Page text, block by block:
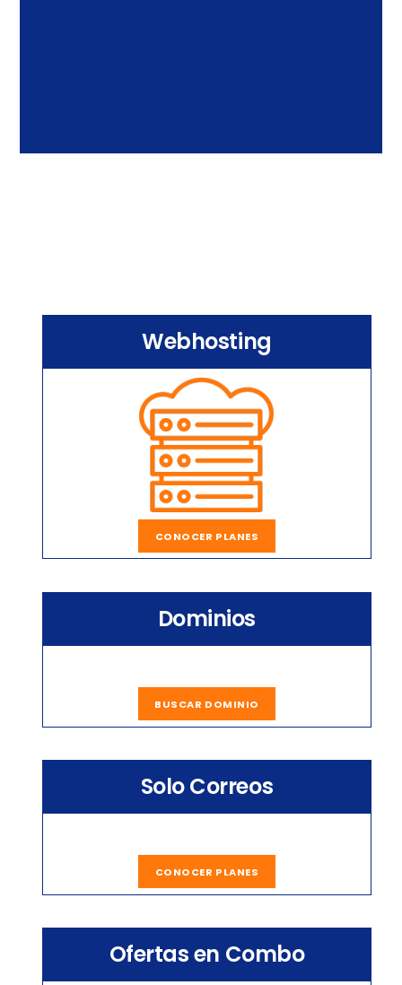
Webhosting
CONOCER PLANES
Dominios
BUSCAR DOMINIO
Solo Correos
CONOCER PLANES
Ofertas en Combo